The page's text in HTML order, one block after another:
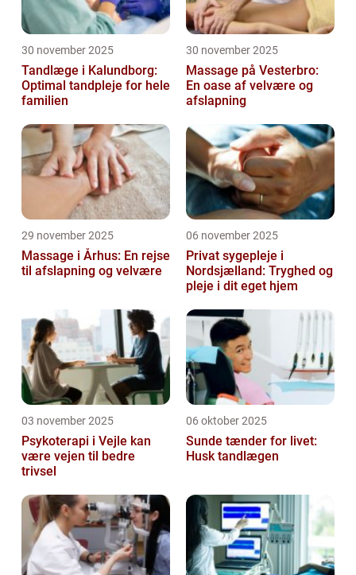
30 november 2025
Tandlæge i Kalundborg:
Optimal tandpleje for hele
familien
30 november 2025
Massage på Vesterbro:
En oase af velvære og
afslapning
29 november 2025
Massage i Århus: En rejse
til afslapning og velvære
06 november 2025
Privat sygepleje i
Nordsjælland: Tryghed og
pleje i dit eget hjem
03 november 2025
Psykoterapi i Vejle kan
være vejen til bedre
trivsel
06 oktober 2025
Sunde tænder for livet:
Husk tandlægen